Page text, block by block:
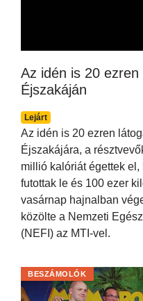
Az idén is 20
Éjszakáján
Lejárt
Az idén is 20 ezren
Éjszakájára, a
millió kalóriát égettek
futottak le és 100 ezer
vasárnap hajnalban
közölte a Nemzeti
(NEFI) az MTI-vel.
BESZÁMOLÓK